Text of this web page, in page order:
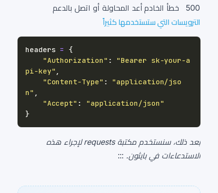
500 خطأ الخادم أعد المحاولة أو اتصل بالدعم
الترويسات التي ستستخدمها كثيراً
headers =
{
"Authorization" :
"Bearer sk-your-a
pi-key" ,
"Content-Type" :
"application/jso
n" ,
"Accept" :
"application/json"
}
بعد ذلك، سنستخدم مكتبة requests لإجراء هذه
الاستدعاءات في بايثون. :::